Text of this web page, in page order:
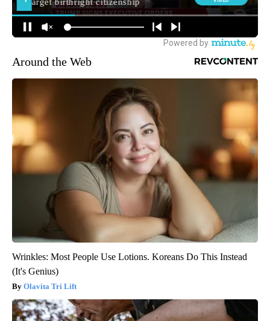
Around the Web
Wrinkles: Most People Use Lotions. Koreans Do This Instead
(It's Genius)
Olavita Tri Lift